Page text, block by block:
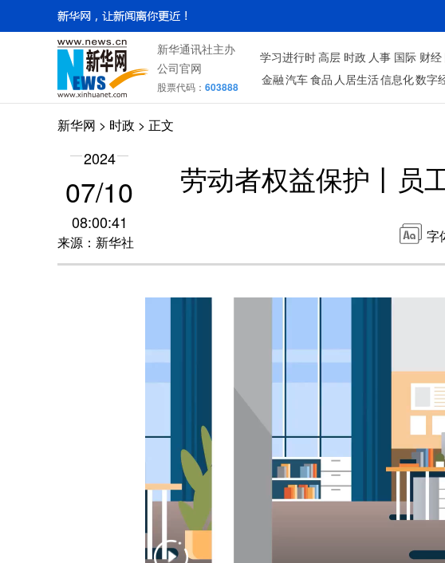
新华通讯社主办
公司官网
股票代码： 603888
学习进行时 高层 时政 人事 国际 财经
金融 汽车 食品 人居生活信息化数字
新华网 > 时政 > 正文
2024
07/10
08:00:41
来源：新华社
劳动者权益保护丨员
字